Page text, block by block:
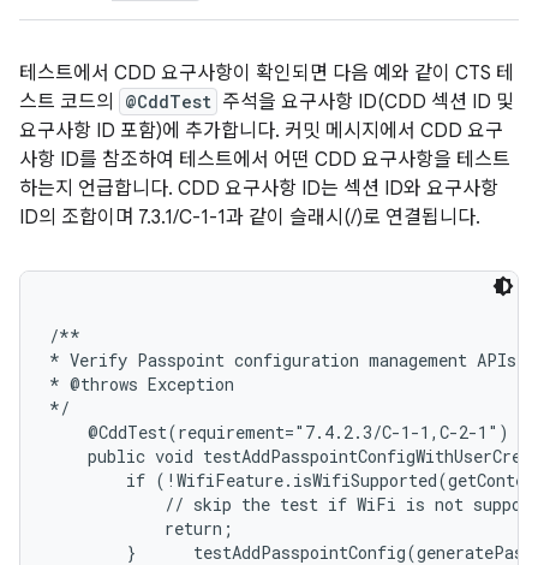
테스트에서 CDD 요구사항이 확인되면 다음 예와 같이 CTS 테
스트 코드의
@CddTest 주석을 요구사항 ID(CDD 섹션 ID 및
요구사항 ID 포함)에 추가합니다. 커밋 메시지에서 CDD 요구
사항 ID를 참조하여 테스트에서 어떤 CDD 요구사항을 테스트
하는지 언급합니다. CDD 요구사항 ID는 섹션 ID와 요구사항
ID의 조합이며 7.3.1/C-1-1과 같이 슬래시(/)로 연결됩니다.
/**
* Verify Passpoint configuration management APIs
* @throws Exception
*/
    @CddTest(requirement="7.4.2.3/C-1-1,C-2-1")
public void
if
// skip the test if WiFi is not
            return;
}